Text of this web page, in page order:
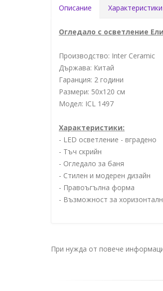
Описание Характеристики
Огледало с осветление
Производство: Inter Ceramic
Държава: Китай
Гаранция: 2 години
Размери: 50х120 см
Модел: ICL 1497
Характеристики:
- LED осветление - вградено
- Тъч скрийн
- Огледало за баня
- Стилен и модерен дизайн
- Правоъгълна форма
- Възможност за
При нужда от повече